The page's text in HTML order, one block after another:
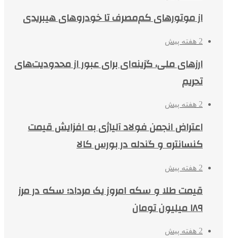
از موتورهای کم‌مصرف تا خودروهای هیبریدی
2 هفته پیش
ارزهای ملی، گزینه‌ای برای عبور از محدودیت‌های
تحریم
2 هفته پیش
اعتراض انجمن فولاد آلیاژی به افزایش قیمت
کنسانتره و گندله در بورس کالا
2 هفته پیش
قیمت طلا و سکه امروز یک مرداد؛ سکه در مرز
۱۸۹ میلیون تومان
2 هفته پیش